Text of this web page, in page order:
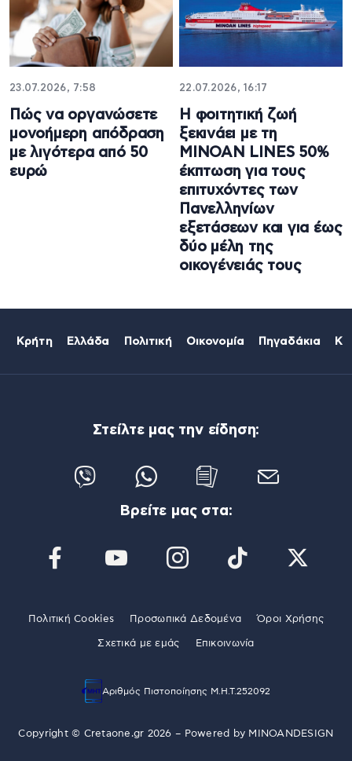
23.07.2026, 7:58
Πώς να οργανώσετε
μονοήμερη απόδραση
με λιγότερα από 50
ευρώ
22.07.2026, 16:17
Η φοιτητική ζωή
ξεκινάει με τη
MINOAN LINES 50%
έκπτωση για τους
επιτυχόντες των
Πανελληνίων
εξετάσεων και για έως
δύο μέλη της
οικογένειάς τους
Κρήτη Ελλάδα Πολιτική Οικονομία Πηγαδάκια
Στείλτε μας την είδηση:
Βρείτε μας στα:
Πολιτική Cookies Προσωπικά Δεδομένα Όροι Χρήσης
Σχετικά με εμάς Επικοινωνία
Αριθμός Πιστοποίησης Μ.Η.Τ.252092
Copyright © Cretaone.gr 2026 – Powered by MINOANDESIGN